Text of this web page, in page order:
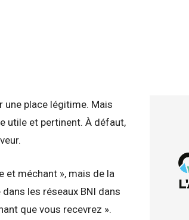
une place légitime. Mais
utile et pertinent. À défaut,
et méchant », mais de la
les réseaux BNI dans
que vous recevrez ».